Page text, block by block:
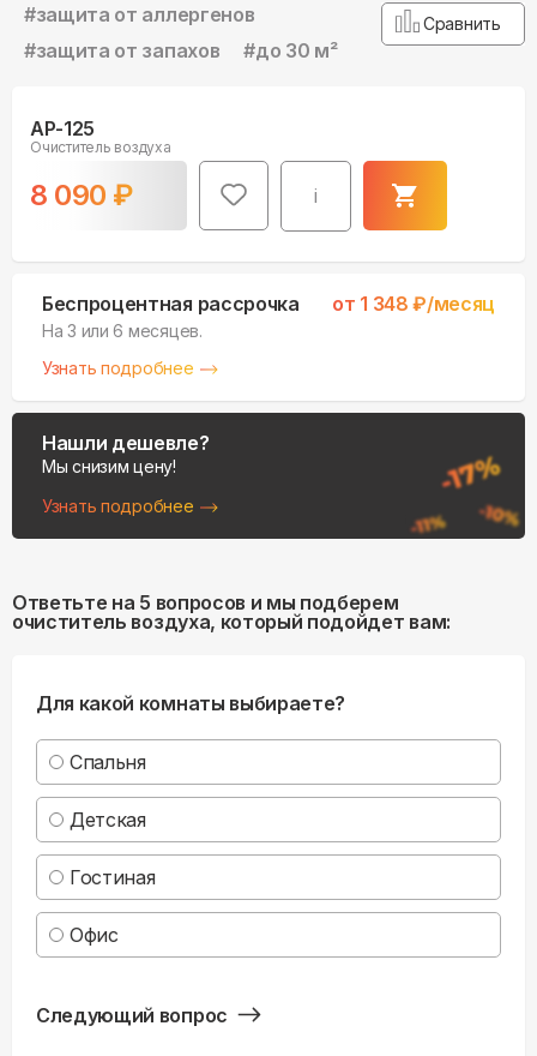
#защита от аллергенов
#защита от запахов #до 30 м²
Сравнить
AP-125
Очиститель воздуха
8 090 ₽ i
Беспроцентная рассрочка от 1 348 ₽/месяц
На 3 или 6 месяцев.
Узнать подробнее
Нашли дешевле?
Мы снизим цену!
Узнать подробнее
Ответьте на 5 вопросов и мы подберем
очиститель воздуха, который подойдет вам:
Для какой комнаты выбираете?
Спальня
Детская
Гостиная
Офис
Следующий вопрос